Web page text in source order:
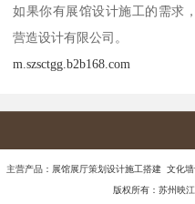
如果你有展馆设计施工的需求
营造设计有限公司。
m.szsctgg.b2b168.com
主营产品：展馆展厅策划设计施工搭建 文化
版权所有：苏州映